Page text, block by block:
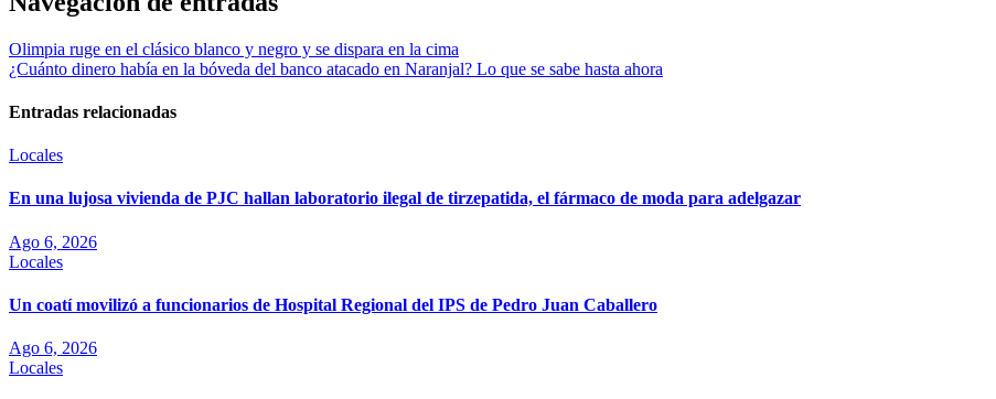
Olimpia ruge en el clásico blanco y negro y se dispara en la cima
¿Cuánto dinero había en la bóveda del banco atacado en Naranjal? Lo que se sabe hasta ahora
Entradas relacionadas
Locales
En una lujosa vivienda de PJC hallan laboratorio ilegal de tirzepatida, el fármaco de moda para adelgazar
Ago 6, 2026
Locales
Un coatí movilizó a funcionarios de Hospital Regional del IPS de Pedro Juan Caballero
Ago 6, 2026
Locales